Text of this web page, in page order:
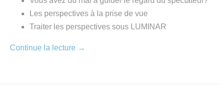
Les perspectives à la prise de vue
Traiter les perspectives sous LUMINAR
Continue la lecture →